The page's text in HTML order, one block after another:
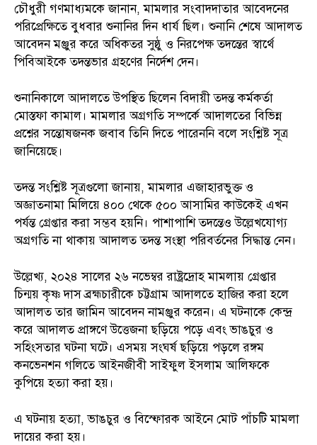
চৌধুরী গণমাধ্যমকে জানান, মামলার সংবাদদাতার আবেদনের
পরিপ্রেক্ষিতে বুধবার শুনানির দিন ধার্য ছিল। শুনানি শেষে আদালত
আবেদন মঞ্জুর করে অধিকতর সুষ্ঠু ও নিরপেক্ষ তদন্তের স্বার্থে
পিবিআইকে তদন্তভার গ্রহণের নির্দেশ দেন।
শুনানিকালে আদালতে উপস্থিত ছিলেন বিদায়ী তদন্ত কর্মকর্তা
মোস্তফা কামাল। মামলার অগ্রগতি সম্পর্কে আদালতের বিভিন্ন
প্রশ্নের সন্তোষজনক জবাব তিনি দিতে পারেননি বলে সংশ্লিষ্ট সূত্র
জানিয়েছে।
তদন্ত সংশ্লিষ্ট সূত্রগুলো জানায়, মামলার এজাহারভুক্ত ও
অজ্ঞাতনামা মিলিয়ে ৪০০ থেকে ৫০০ আসামির কাউকেই এখন
পর্যন্ত গ্রেপ্তার করা সম্ভব হয়নি। পাশাপাশি তদন্তেও উল্লেখযোগ্য
অগ্রগতি না থাকায় আদালত তদন্ত সংস্থা পরিবর্তনের সিদ্ধান্ত নেন।
উল্লেখ্য, ২০২৪ সালের ২৬ নভেম্বর রাষ্ট্রদ্রোহ মামলায় গ্রেপ্তার
চিন্ময় কৃষ্ণ দাস ব্রহ্মচারীকে চট্টগ্রাম আদালতে হাজির করা হলে
আদালত তার জামিন আবেদন নামঞ্জুর করেন। এ ঘটনাকে কেন্দ্র
করে আদালত প্রাঙ্গণে উত্তেজনা ছড়িয়ে পড়ে এবং ভাঙচুর ও
সহিংসতার ঘটনা ঘটে। এসময় সংঘর্ষ ছড়িয়ে পড়লে রঙ্গম
কনভেনশন গলিতে আইনজীবী সাইফুল ইসলাম আলিফকে
কুপিয়ে হত্যা করা হয়।
এ ঘটনায় হত্যা, ভাঙচুর ও বিস্ফোরক আইনে মোট পাঁচটি মামলা
দায়ের করা হয়।